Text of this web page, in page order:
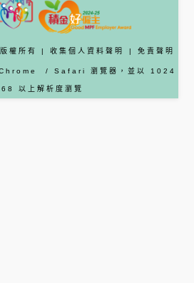
權所有 | 收集個人資料聲明 | 免責聲明
/ Safari 瀏覽器 ，並以 1024
以上解析度瀏覽